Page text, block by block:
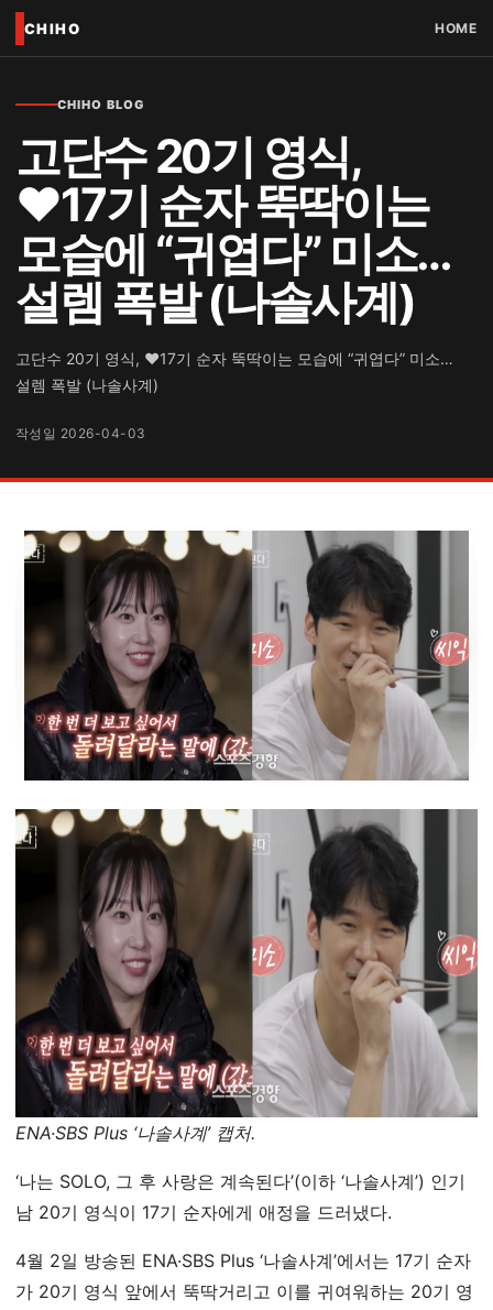
CHIHO HOME
CHIHO BLOG
고단수 20기 영식,
♥17기 순자 뚝딱이는
모습에 “귀엽다” 미소…
설렘 폭발 (나솔사계)
고단수 20기 영식, ♥17기 순자 뚝딱이는 모습에 “귀엽다” 미소…
설렘 폭발 (나솔사계)
작성일 2026-04-03
ENA·SBS Plus ‘나솔사계’ 캡처.
‘나는 SOLO, 그 후 사랑은 계속된다’(이하 ‘나솔사계’) 인기
남 20기 영식이 17기 순자에게 애정을 드러냈다.
4월 2일 방송된 ENA·SBS Plus ‘나솔사계’에서는 17기 순자
가 20기 영식 앞에서 뚝딱거리고 이를 귀여워하는 20기 영